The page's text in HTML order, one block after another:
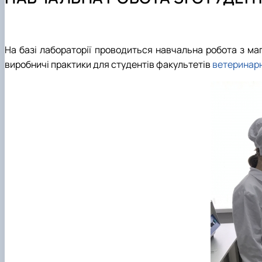
Міжкафедральна навчально-наукова лабораторія
Культурно-виховна робота
Науковий гурток «Ветеринарна клінічна біохімія»
Аспірантура
На базі лабораторії проводиться навчальна робота з
виробничі практики для студентів факультетів